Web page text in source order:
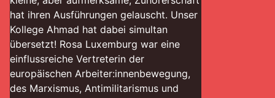
hat ihren Ausführungen gelauscht. Unser
Kollege Ahmad hat dabei simultan
übersetzt! Rosa Luxemburg war eine
einflussreiche Vertreterin der
europäischen Arbeiter:innenbewegung,
des Marxismus, Antimilitarismus und